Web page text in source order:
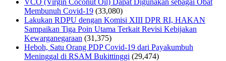
VCO (Virgin Coconut Oil) Dapat Digunakan sebagai Obat
Membunuh Covid-19 (33,080)
Lakukan RDPU dengan Komisi XIII DPR RI, HAKAN
Sampaikan Tiga Poin Utama Terkait Revisi Kebijakan
Kewarganegaraan (31,375)
Heboh, Satu Orang PDP Covid-19 dari Payakumbuh
Meninggal di RSAM Bukittinggi (29,474)